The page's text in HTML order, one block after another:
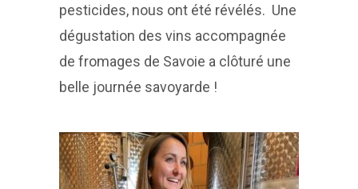
pesticides, nous ont été révélés. Une
dégustation des vins accompagnée
de fromages de Savoie a clôturé une
belle journée savoyarde !